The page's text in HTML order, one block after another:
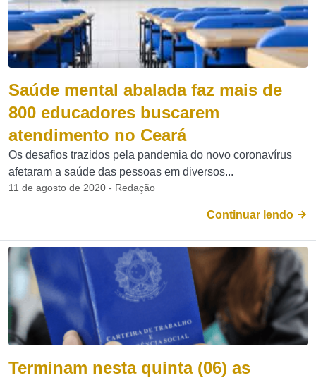
Saúde mental abalada faz mais de
800 educadores buscarem
atendimento no Ceará
Os desafios trazidos pela pandemia do novo coronavírus
afetaram a saúde das pessoas em diversos...
11 de agosto de 2020 - Redação
Continuar lendo
Terminam nesta quinta (06) as